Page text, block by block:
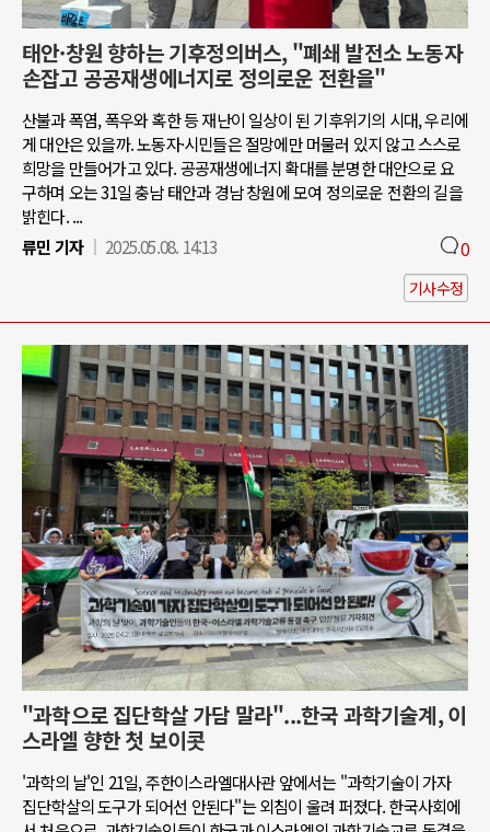
태안·창원 향하는 기후정의버스, "폐쇄 발전소 노동자
손잡고 공공재생에너지로 정의로운 전환을"
산불과 폭염, 폭우와 혹한 등 재난이 일상이 된 기후위기의 시대, 우리에
게 대안은 있을까. 노동자·시민들은 절망에만 머물러 있지 않고 스스로
희망을 만들어가고 있다. 공공재생에너지 확대를 분명한 대안으로 요
구하며 오는 31일 충남 태안과 경남 창원에 모여 정의로운 전환의 길을
밝힌다. ...
류민 기자
2025.05.08. 14:13 0
기사수정
"과학으로 집단학살 가담 말라"...한국 과학기술계, 이
스라엘 향한 첫 보이콧
'과학의 날'인 21일, 주한이스라엘대사관 앞에서는 "과학기술이 가자
집단학살의 도구가 되어선 안된다"는 외침이 울려 퍼졌다. 한국사회에